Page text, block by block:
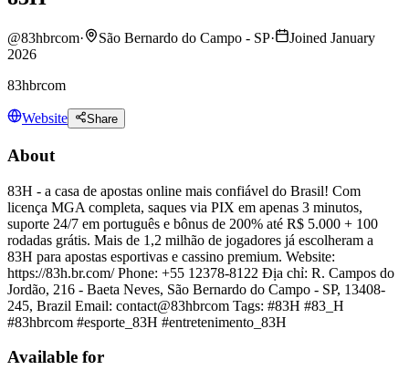
@83hbrcom· São Bernardo do Campo - SP·
Joined January
2026
83hbrcom
Website Share
About
83H - a casa de apostas online mais confiável do Brasil! Com
licença MGA completa, saques via PIX em apenas 3 minutos,
suporte 24/7 em português e bônus de 200% até R$ 5.000 + 100
rodadas grátis. Mais de 1,2 milhão de jogadores já escolheram a
83H para apostas esportivas e cassino premium. Website:
https://83h.br.com/ Phone: +55 12378-8122 Địa chỉ: R. Campos do
Jordão, 216 - Baeta Neves, São Bernardo do Campo - SP, 13408-
245, Brazil Email: contact@83hbrcom Tags: #83H #83_H
#83hbrcom #esporte_83H #entretenimento_83H
Available for